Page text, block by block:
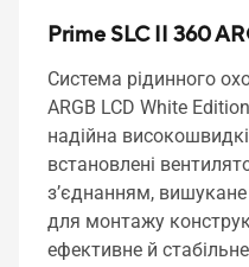
Prime SLC II 360
Система рідинного
ARGB LCD White
надійна
встановлені
з’єднанням, вишукане
для монтажу
ефективне й